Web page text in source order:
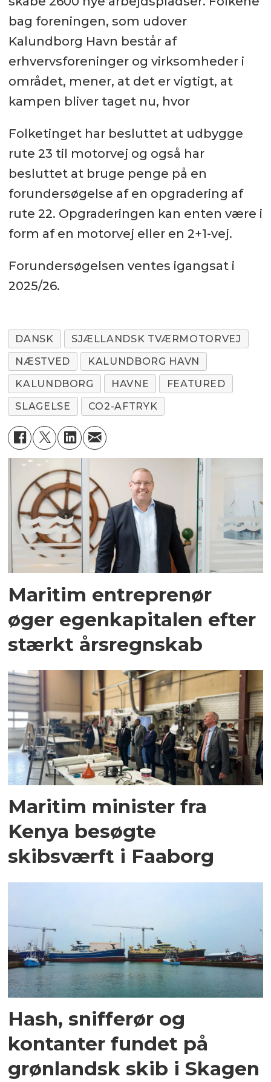
bag foreningen, som udover
Kalundborg Havn består af
erhvervsforeninger og virksomheder i
området, mener, at det er vigtigt, at
kampen bliver taget nu, hvor
Folketinget har besluttet at udbygge
rute 23 til motorvej og også har
besluttet at bruge penge på en
forundersøgelse af en opgradering af
rute 22. Opgraderingen kan enten være i
form af en motorvej eller en 2+1-vej.
Forundersøgelsen ventes igangsat i
2025/26.
DANSK
SJÆLLANDSK TVÆRMOTORVEJ
NÆSTVED
KALUNDBORG HAVN
KALUNDBORG
HAVNE
FEATURED
SLAGELSE
CO2-AFTRYK
Maritim entreprenør
øger egenkapitalen efter
stærkt årsregnskab
Maritim minister fra
Kenya besøgte
skibsværft i Faaborg
Hash, snifferør og
kontanter fundet på
grønlandsk skib i Skagen